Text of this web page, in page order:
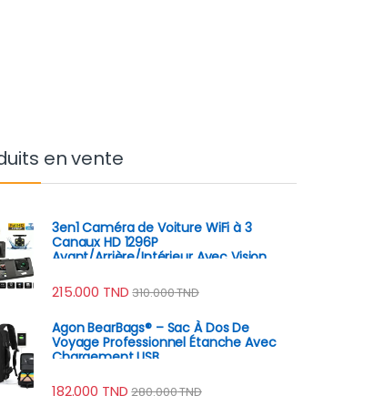
en vente
3en1 Caméra de Voiture WiFi à 3
Canaux HD 1296P
Avant/Arrière/Intérieur Avec Vision
215.000 TND 310.000TND
Agon BearBags® – Sac À Dos De
Voyage Professionnel Étanche Avec
Chargement USB
182.000 TND 280.000TND